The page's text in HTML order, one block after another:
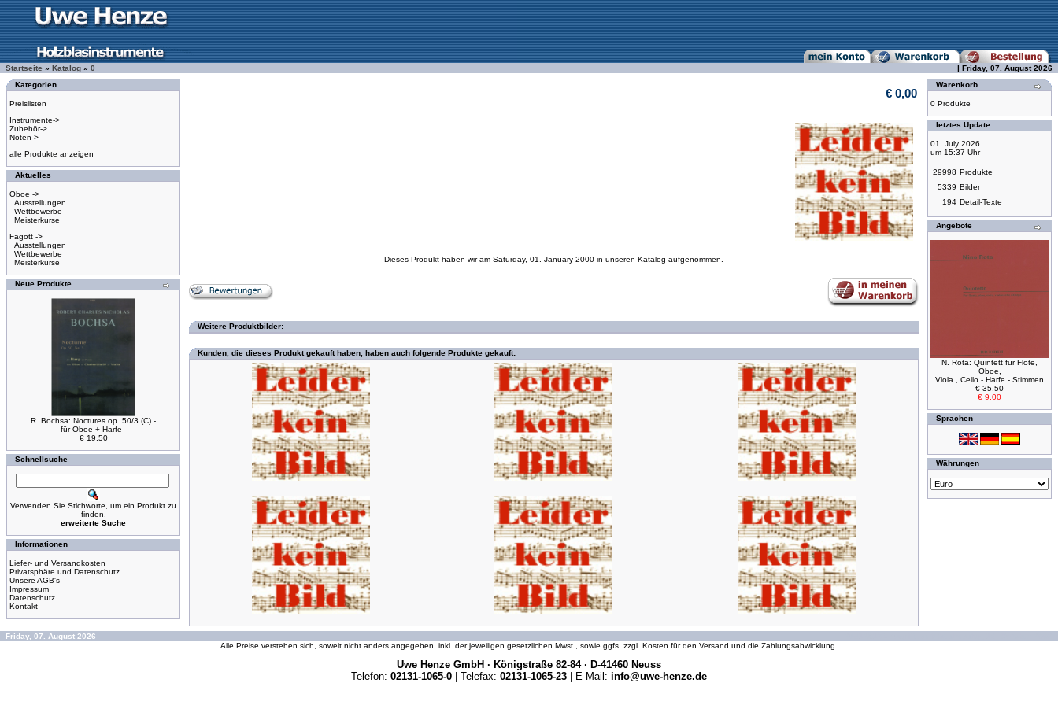
Startseite » Katalog » 0
| Friday, 07. August 2026
Kategorien
Preislisten
Instrumente->
Zubehör->
Noten->
alle Produkte anzeigen
Aktuelles
Oboe ->
Ausstellungen
Wettbewerbe
Meisterkurse
Fagott ->
Ausstellungen
Wettbewerbe
Meisterkurse
Neue Produkte
R. Bochsa: Noctures op. 50/3 (C) -
für Oboe + Harfe -
€ 19,50
Schnellsuche
Verwenden Sie Stichworte, um ein Produkt zu
finden.
erweiterte Suche
Informationen
Liefer- und Versandkosten
Privatsphäre und Datenschutz
Unsere AGB's
Impressum
Datenschutz
Kontakt
€ 0,00
Dieses Produkt haben wir am Saturday, 01. January 2000 in unseren Katalog aufgenommen.
Weitere Produktbilder:
Kunden, die dieses Produkt gekauft haben, haben auch folgende Produkte gekauft:
Warenkorb
0 Produkte
letztes Update:
01. July 2026
um 15:37 Uhr
29998 Produkte
5339 Bilder
194 Detail-Texte
Angebote
N. Rota: Quintett für Flöte,
Oboe,
Viola , Cello - Harfe - Stimmen
€ 35,50
€ 9,00
Sprachen
Währungen
Friday, 07. August 2026
Alle Preise verstehen sich, soweit nicht anders angegeben, inkl. der jeweiligen gesetzlichen Mwst., sowie ggfs. zzgl. Kosten für den Versand und die Zahlungsabwicklung.
Uwe Henze GmbH · Königstraße 82-84 · D-41460 Neuss
Telefon: 02131-1065-0 | Telefax: 02131-1065-23 | E-Mail: info@uwe-henze.de